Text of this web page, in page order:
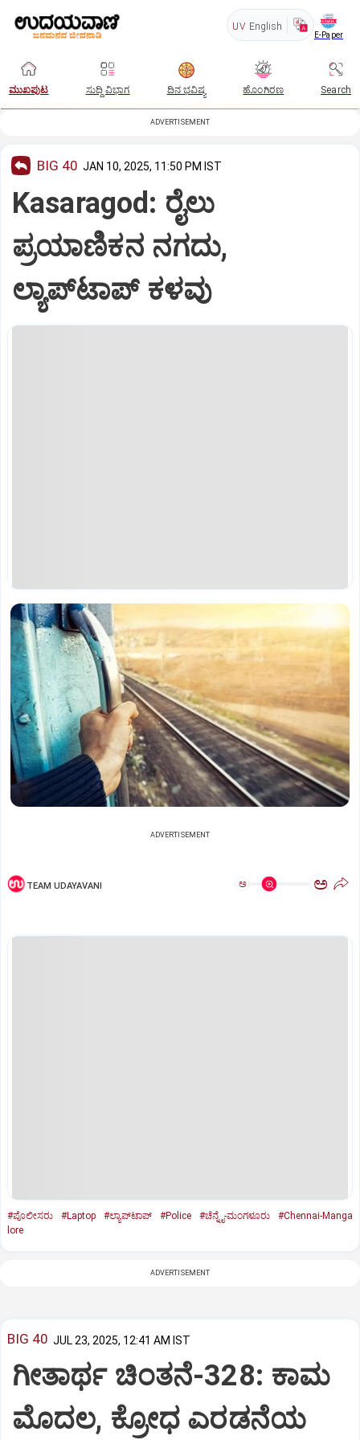
UV English
E-Paper
ಮುಖಪುಟ ಸುದ್ದಿ ವಿಭಾಗ ದಿನ ಭವಿಷ್ಯ ಹೊಂಗಿರಣ Search
ADVERTISEMENT
BIG 40 JAN 10, 2025, 11:50 PM IST
Kasaragod: ರೈಲು
ಪ್ರಯಾಣಿಕನ ನಗದು,
ಲ್ಯಾಪ್‌ಟಾಪ್‌ ಕಳವು
ADVERTISEMENT
TEAM UDAYAVANI ಅ ಅ
#ಪೊಲೀಸರು #Laptop #ಲ್ಯಾಪ್‌ಟಾಪ್‌ #Police #ಚೆನ್ನೈ-ಮಂಗಳೂರು
#Chennai-Manga
lore
ADVERTISEMENT
BIG 40 JUL 23, 2025, 12:41 AM IST
ಗೀತಾರ್ಥ ಚಿಂತನೆ-328: ಕಾಮ
ಮೊದಲ, ಕ್ರೋಧ ಎರಡನೆಯ